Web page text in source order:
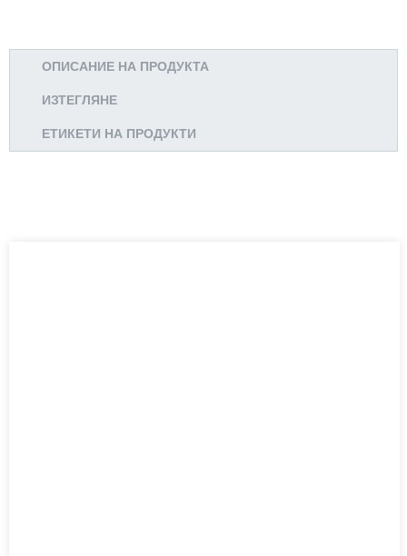
ОПИСАНИЕ НА ПРОДУКТА
ИЗТЕГЛЯНЕ
ЕТИКЕТИ НА ПРОДУКТИ